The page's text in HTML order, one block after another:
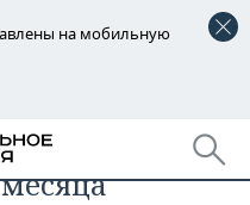
на мобильную